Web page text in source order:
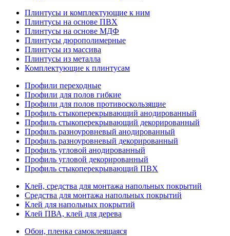
Плинтусы и комплектующие к ним
Плинтусы на основе ПВХ
Плинтусы на основе МДФ
Плинтусы дюрополимерные
Плинтусы из массива
Плинтусы из металла
Комплектующие к плинтусам
Профили переходные
Профили для полов гибкие
Профили для полов противоскользящие
Профиль стыкоперекрывающий анодированный
Профиль стыкоперекрывающий декорированный
Профиль разноуровневый анодированный
Профиль разноуровневый декорированный
Профиль угловой анодированный
Профиль угловой декорированный
Профиль стыкоперекрывающий ПВХ
Клей, средства для монтажа напольных покрытий
Средства для монтажа напольных покрытий
Клей для напольных покрытий
Клей ПВА, клей для дерева
Обои, пленка самоклеящаяся